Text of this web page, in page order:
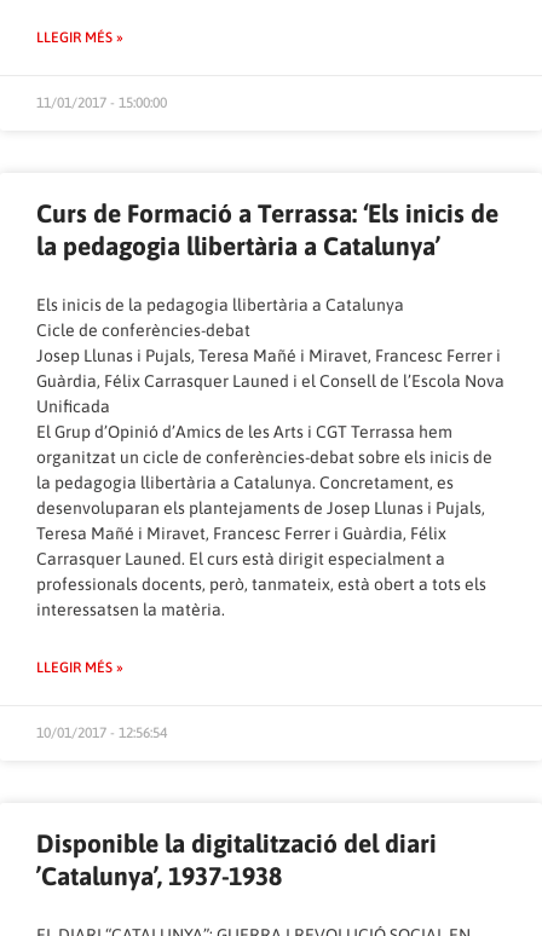
LLEGIR MÉS »
11/01/2017 - 15:00:00
Curs de Formació a Terrassa: ‘Els inicis de
la pedagogia llibertària a Catalunya’
Els inicis de la pedagogia llibertària a Catalunya
Cicle de conferències-debat
Josep Llunas i Pujals, Teresa Mañé i Miravet, Francesc Ferrer i
Guàrdia, Félix Carrasquer Launed i el Consell de l’Escola Nova
Unificada
El Grup d’Opinió d’Amics de les Arts i CGT Terrassa hem
organitzat un cicle de conferències-debat sobre els inicis de
la pedagogia llibertària a Catalunya. Concretament, es
desenvoluparan els plantejaments de Josep Llunas i Pujals,
Teresa Mañé i Miravet, Francesc Ferrer i Guàrdia, Félix
Carrasquer Launed. El curs està dirigit especialment a
professionals docents, però, tanmateix, està obert a tots els
interessatsen la matèria.
LLEGIR MÉS »
10/01/2017 - 12:56:54
Disponible la digitalització del diari
’Catalunya’, 1937-1938